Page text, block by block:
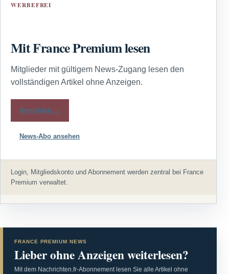
WERBEFREI
Mit France Premium lesen
Mitglieder mit gültigem News-Zugang lesen den
vollständigen Artikel ohne Anzeigen.
Anmelden →
News-Abo ansehen
Login, Mitgliedskonto und Abonnement werden zentral bei France
Premium verwaltet.
FRANCE PREMIUM NEWS
Lieber ohne Anzeigen weiterlesen?
Mit dem Nachrichten.fr-Abonnement lesen Sie alle Artikel ohne